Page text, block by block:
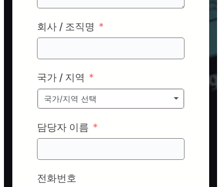
회사 / 조직명
국가 / 지역
국가/지역 선택
담당자 이름
전화번호